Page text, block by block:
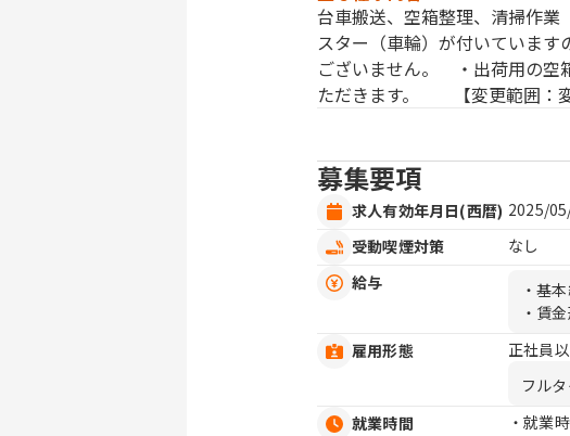
台車搬送、空箱整理、清掃作
スター（車輪）が付いています
ございません。 ・出荷用の空
ただきます。 【変更範囲：
募集要項
求人有効年月日(西暦) 2025/
受動喫煙対策
なし
給与
・基
・賃
雇用形態
正社員
フル
就業時間
・就業